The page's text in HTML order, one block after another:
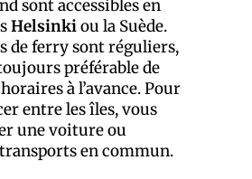
sont accessibles en
Helsinkiou la Suède.
de ferry sont réguliers,
préférable de
à l’avance. Pour
entre les îles, vous
une voiture ou
en commun.